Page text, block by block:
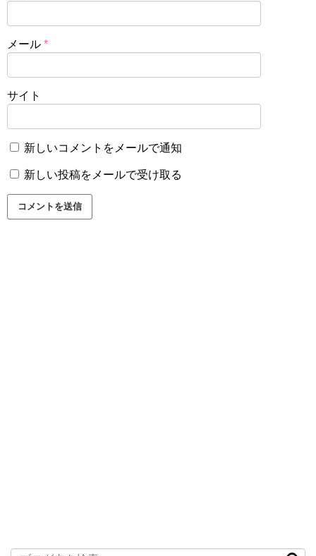
メール *
サイト
新しいコメントをメールで通知
新しい投稿をメールで受け取る